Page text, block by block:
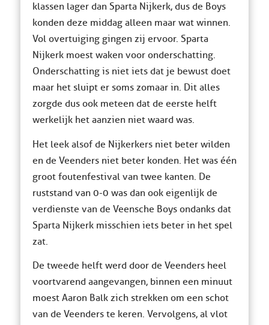
klassen lager dan Sparta Nijkerk, dus de Boys
konden deze middag alleen maar wat winnen.
Vol overtuiging gingen zij ervoor. Sparta
Nijkerk moest waken voor onderschatting.
Onderschatting is niet iets dat je bewust doet
maar het sluipt er soms zomaar in. Dit alles
zorgde dus ook meteen dat de eerste helft
werkelijk het aanzien niet waard was.
Het leek alsof de Nijkerkers niet beter wilden
en de Veenders niet beter konden. Het was één
groot foutenfestival van twee kanten. De
ruststand van 0-0 was dan ook eigenlijk de
verdienste van de Veensche Boys ondanks dat
Sparta Nijkerk misschien iets beter in het spel
zat.
De tweede helft werd door de Veenders heel
voortvarend aangevangen, binnen een minuut
moest Aaron Balk zich strekken om een schot
van de Veenders te keren. Vervolgens, al vlot